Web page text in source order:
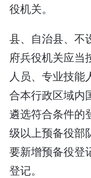
役机关。
县、自治县、不
府兵役机关应当
人员、专业技能
合本行政区域内
遴选符合条件的
级以上预备役部
要新增预备役登
登记。